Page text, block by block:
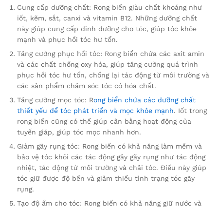
Cung cấp dưỡng chất: Rong biển giàu chất khoáng như
iốt, kẽm, sắt, canxi và vitamin B12. Những dưỡng chất
này giúp cung cấp dinh dưỡng cho tóc, giúp tóc khỏe
mạnh và phục hồi tóc hư tổn.
Tăng cường phục hồi tóc: Rong biển chứa các axit amin
và các chất chống oxy hóa, giúp tăng cường quá trình
phục hồi tóc hư tổn, chống lại tác động từ môi trường và
các sản phẩm chăm sóc tóc có hóa chất.
Tăng cường mọc tóc: Rong biển chứa các dưỡng chất
thiết yếu để tóc phát triển và mọc khỏe mạnh. Iốt trong
rong biển cũng có thể giúp cân bằng hoạt động của
tuyến giáp, giúp tóc mọc nhanh hơn.
Giảm gãy rụng tóc: Rong biển có khả năng làm mềm và
bảo vệ tóc khỏi các tác động gây gãy rụng như tác động
nhiệt, tác động từ môi trường và chải tóc. Điều này giúp
tóc giữ được độ bền và giảm thiểu tình trạng tóc gãy
rụng.
Tạo độ ẩm cho tóc: Rong biển có khả năng giữ nước và